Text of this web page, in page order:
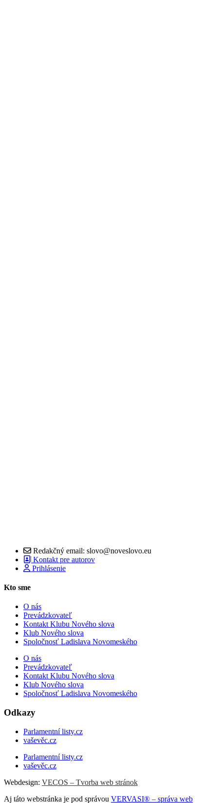
Redakčný email: slovo@noveslovo.eu
Kontakt pre autorov
Prihlásenie
Kto sme
O nás
Prevádzkovateľ
Kontakt Klubu Nového slova
Klub Nového slova
Spoločnosť Ladislava Novomeského
O nás
Prevádzkovateľ
Kontakt Klubu Nového slova
Klub Nového slova
Spoločnosť Ladislava Novomeského
Odkazy
Parlamentní listy.cz
vaševěc.cz
Parlamentní listy.cz
vaševěc.cz
Webdesign: VECOS – Tvorba web stránok
Aj táto webstránka je pod správou VERVASI® – správa web